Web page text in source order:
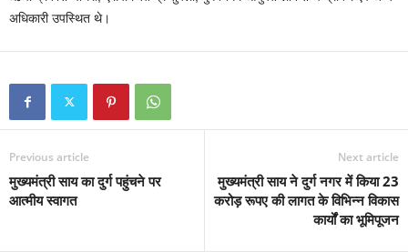
अधिकारी उपस्थित थे।
Previous article
मुख्यमंत्री साय का दुर्ग पहुंचने पर
आत्मीय स्वागत
Next article
मुख्यमंत्री साय ने दुर्ग नगर में किया 23
करोड़ रूपए की लागत के विभिन्न विकास
कार्यों का भूमिपूजन